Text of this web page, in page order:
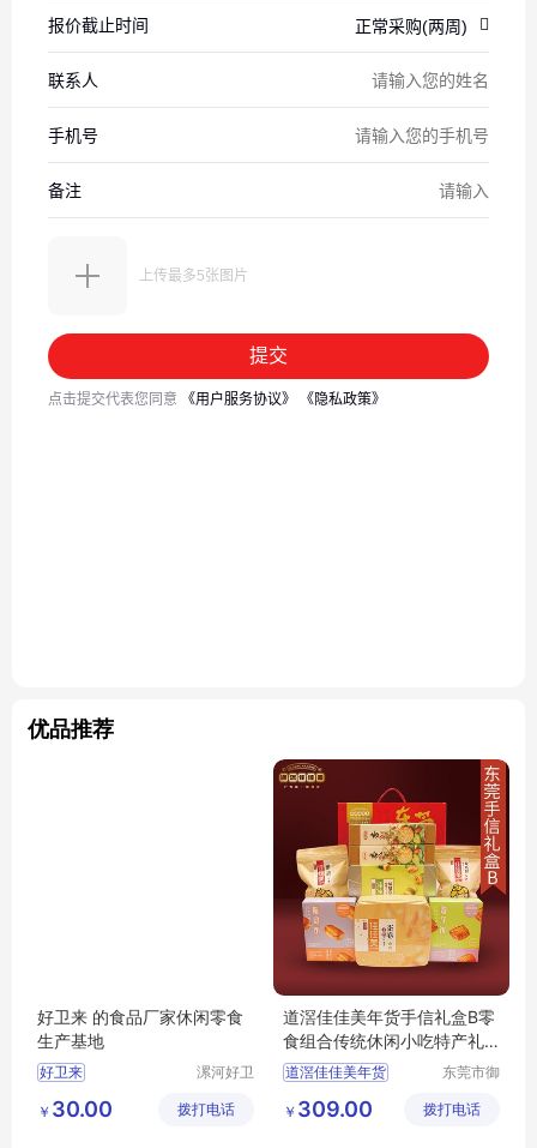
优品推荐
好卫来 的食品厂家休闲零食
生产基地
好卫来
的食品厂家休闲零食
漯河好卫
限公司
￥ 30.00 拨打电话
道滘佳佳美年货手信礼盒B零
食组合传统休闲小吃特产礼
品
道滘佳佳美年货
道滘佳佳美礼盒
东莞市御
有限公司
￥ 309.00 拨打电话